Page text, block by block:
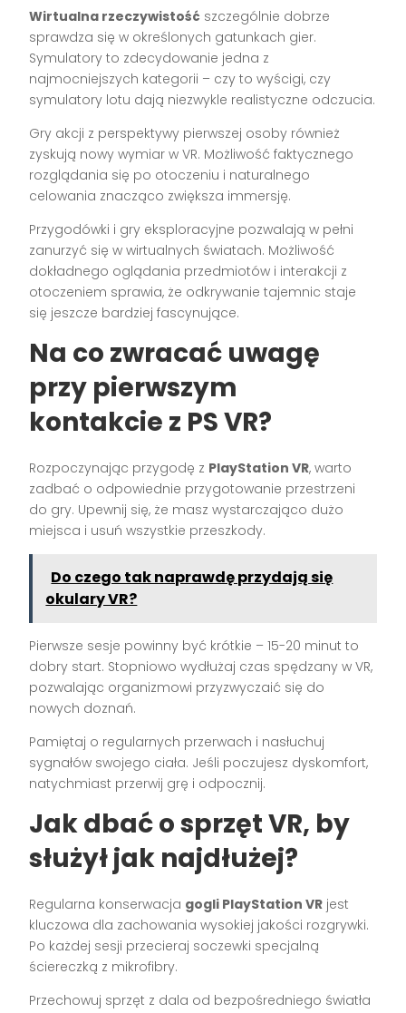
Wirtualna rzeczywistość szczególnie dobrze
sprawdza się w określonych gatunkach gier.
Symulatory to zdecydowanie jedna z
najmocniejszych kategorii – czy to wyścigi, czy
symulatory lotu dają niezwykle realistyczne odczucia.
Gry akcji z perspektywy pierwszej osoby również
zyskują nowy wymiar w VR. Możliwość faktycznego
rozglądania się po otoczeniu i naturalnego
celowania znacząco zwiększa immersję.
Przygodówki i gry eksploracyjne pozwalają w pełni
zanurzyć się w wirtualnych światach. Możliwość
dokładnego oglądania przedmiotów i interakcji z
otoczeniem sprawia, że odkrywanie tajemnic staje
się jeszcze bardziej fascynujące.
Na co zwracać uwagę
przy pierwszym
kontakcie z PS VR?
Rozpoczynając przygodę z PlayStation VR, warto
zadbać o odpowiednie przygotowanie przestrzeni
do gry. Upewnij się, że masz wystarczająco dużo
miejsca i usuń wszystkie przeszkody.
Do czego tak naprawdę przydają się
okulary VR?
Pierwsze sesje powinny być krótkie – 15-20 minut to
dobry start. Stopniowo wydłużaj czas spędzany w VR,
pozwalając organizmowi przyzwyczaić się do
nowych doznań.
Pamiętaj o regularnych przerwach i nasłuchuj
sygnałów swojego ciała. Jeśli poczujesz dyskomfort,
natychmiast przerwij grę i odpocznij.
Jak dbać o sprzęt VR, by
służył jak najdłużej?
Regularna konserwacja gogli PlayStation VR jest
kluczowa dla zachowania wysokiej jakości rozgrywki.
Po każdej sesji przecieraj soczewki specjalną
ściereczką z mikrofibry.
Przechowuj sprzęt z dala od bezpośredniego światła